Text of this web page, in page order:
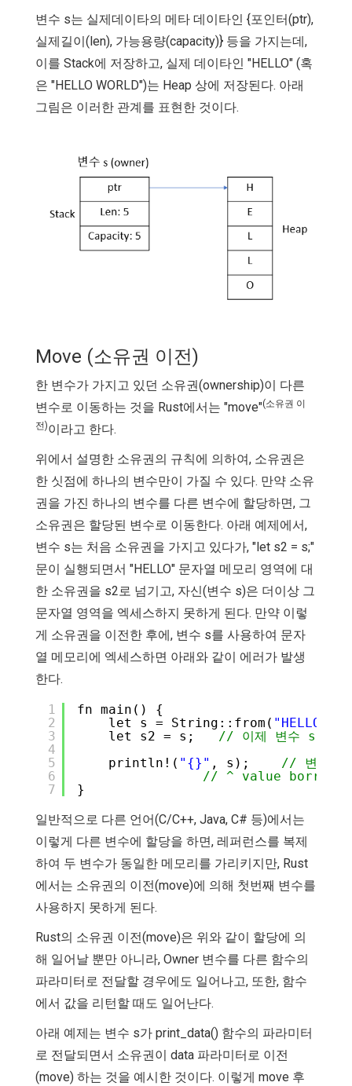
변수 s는 실제데이타의 메타 데이타인 {포인터(ptr),
실제길이(len), 가능용량(capacity)} 등을 가지는데,
이를 Stack에 저장하고, 실제 데이타인 "HELLO" (혹
은 "HELLO WORLD")는 Heap 상에 저장된다. 아래
그림은 이러한 관계를 표현한 것이다.
Move (소유권 이전)
한 변수가 가지고 있던 소유권(ownership)이 다른
변수로 이동하는 것을 Rust에서는 "move"(소유권 이
전)이라고 한다.
위에서 설명한 소유권의 규칙에 의하여, 소유권은
한 싯점에 하나의 변수만이 가질 수 있다. 만약 소유
권을 가진 하나의 변수를 다른 변수에 할당하면, 그
소유권은 할당된 변수로 이동한다. 아래 예제에서,
변수 s는 처음 소유권을 가지고 있다가, "let s2 = s;"
문이 실행되면서 "HELLO" 문자열 메모리 영역에 대
한 소유권을 s2로 넘기고, 자신(변수 s)은 더이상 그
문자열 영역을 엑세스하지 못하게 된다. 만약 이렇
게 소유권을 이전한 후에, 변수 s를 사용하여 문자
열 메모리에 엑세스하면 아래와 같이 에러가 발생
한다.
1
2
3
4
5
6
7
fn main() {
let s = String::from( "HELLO"
let s2 = s; // 이제 변수 s2가
println!( "{}" , s); // 변수 s
// ^ value
}
일반적으로 다른 언어(C/C++, Java, C# 등)에서는
이렇게 다른 변수에 할당을 하면, 레퍼런스를 복제
하여 두 변수가 동일한 메모리를 가리키지만, Rust
에서는 소유권의 이전(move)에 의해 첫번째 변수를
사용하지 못하게 된다.
Rust의 소유권 이전(move)은 위와 같이 할당에 의
해 일어날 뿐만 아니라, Owner 변수를 다른 함수의
파라미터로 전달할 경우에도 일어나고, 또한, 함수
에서 값을 리턴할 때도 일어난다.
아래 예제는 변수 s가 print_data() 함수의 파라미터
로 전달되면서 소유권이 data 파라미터로 이전
(move) 하는 것을 예시한 것이다. 이렇게 move 후